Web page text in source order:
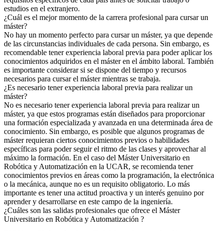
estudios en el extranjero.
¿Cuál es el mejor momento de la carrera profesional para cursar un
máster?
No hay un momento perfecto para cursar un máster, ya que depende
de las circunstancias individuales de cada persona. Sin embargo, es
recomendable tener experiencia laboral previa para poder aplicar los
conocimientos adquiridos en el máster en el ámbito laboral. También
es importante considerar si se dispone del tiempo y recursos
necesarios para cursar el máster mientras se trabaja.
¿Es necesario tener experiencia laboral previa para realizar un
máster?
No es necesario tener experiencia laboral previa para realizar un
máster, ya que estos programas están diseñados para proporcionar
una formación especializada y avanzada en una determinada área de
conocimiento. Sin embargo, es posible que algunos programas de
máster requieran ciertos conocimientos previos o habilidades
específicas para poder seguir el ritmo de las clases y aprovechar al
máximo la formación. En el caso del Máster Universitario en
Robótica y Automatización en la UCAR, se recomienda tener
conocimientos previos en áreas como la programación, la electrónica
o la mecánica, aunque no es un requisito obligatorio. Lo más
importante es tener una actitud proactiva y un interés genuino por
aprender y desarrollarse en este campo de la ingeniería.
¿Cuáles son las salidas profesionales que ofrece el Máster
Universitario en Robótica y Automatización ?